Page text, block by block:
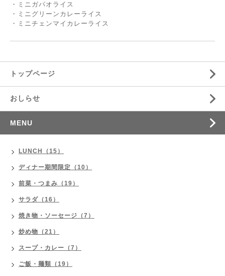
・ミニガパオライス
・ミニグリーンカレーライス
・ミニチェンマイカレーライス
トップページ
おしらせ
MENU
LUNCH（15）
ディナー期間限定（10）
前菜・つまみ（19）
サラダ（16）
焼き物・ソーセージ（7）
炒め物（21）
スープ・カレー（7）
ご飯・麺類（19）